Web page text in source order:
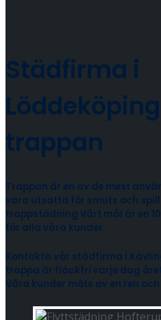
Städfirma i
trappan
Trappan är en av de mest
vara utsatta för smuts och
trappstädning Vårt mål är en
för alla våra kunder.
Kontakta vår städfirma i
trappa är fläckfri varje dag
Våra kunder möts av en ren